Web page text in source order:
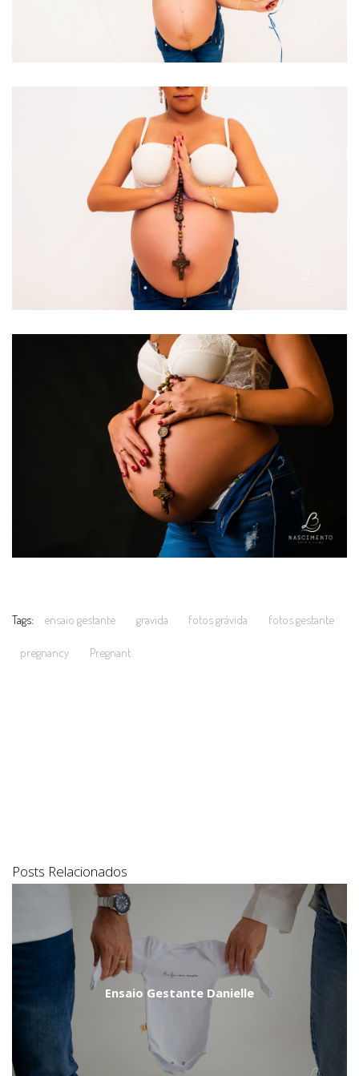
Tags: ensaio gestante gravida fotos grávida fotos gestante
pregnancy Pregnant
Posts Relacionados
Ensaio Gestante Danielle